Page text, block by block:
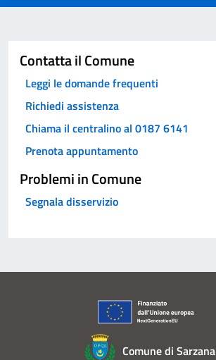
Contatta il Comune
Leggi le domande frequenti
Richiedi assistenza
Chiama il centralino al 0187 6141
Prenota appuntamento
Problemi in Comune
Segnala disservizio
Comune di Sarzana